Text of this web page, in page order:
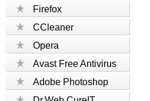
Firefox
CCleaner
Opera
Avast Free Antivirus
Adobe Photoshop